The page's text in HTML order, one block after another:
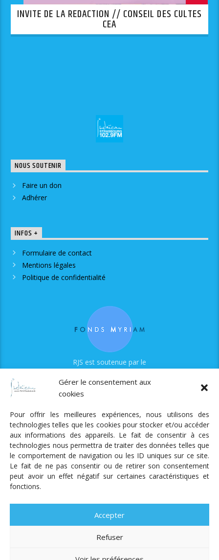
Gérer le consentement aux
cookies
Pour offrir les meilleures expériences, nous utilisons des
technologies telles que les cookies pour stocker et/ou accéder
aux informations des appareils. Le fait de consentir à ces
technologies nous permettra de traiter des données telles que
le comportement de navigation ou les ID uniques sur ce site.
Le fait de ne pas consentir ou de retirer son consentement
peut avoir un effet négatif sur certaines caractéristiques et
fonctions.
Accepter
Refuser
INVITE DE LA REDACTION // CONSEIL DES CULTES
CEA
NOUS SOUTENIR
Faire un don
Adhérer
INFOS +
Formulaire de contact
Mentions légales
Politique de confidentialité
RJS est soutenue par le
Radio Judaica Strasbourg
Tous droits réservés
RADIO JUDAÏCA
ÉMISSIONS ET GRILLE DES PROGRAMMES
PODCASTS
UN DON
ADHÉRER MENTIONS LÉGALES
RÉAL.